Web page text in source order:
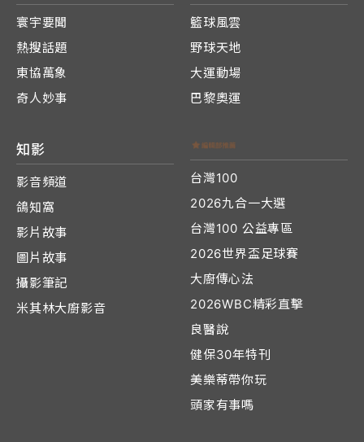
寰宇要聞
熱搜話題
東協萬象
奇人妙事
籃球風雲
野球天地
大運動場
巴黎奧運
知影
影音頻道
鴿知窩
影片故事
圖片故事
攝影筆記
米其林大廚影音
台灣100
2026九合一大選
台灣100 公益專區
2026世界盃足球賽
大廚傳心法
2026WBC精彩直擊
良醫說
健保30年特刊
美樂蒂帶你玩
頭家有事嗎